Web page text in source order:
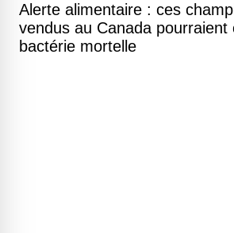
Alerte alimentaire : ces
vendus au Canada pourraient
bactérie mortelle